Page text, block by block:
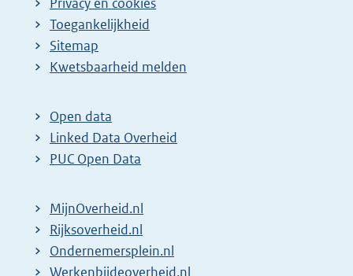
Toegankelijkheid
Sitemap
Kwetsbaarheid melden
Open data
Linked Data Overheid
PUC Open Data
MijnOverheid.nl
Rijksoverheid.nl
Ondernemersplein.nl
Werkenbijdeoverheid.nl